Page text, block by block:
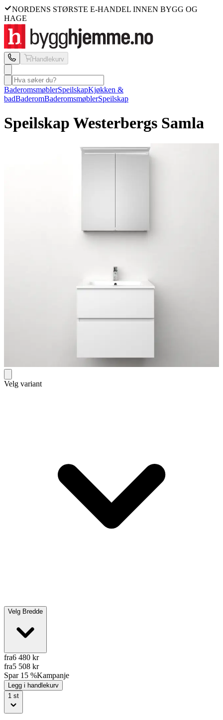
NORDENS STØRSTE E-HANDEL INNEN BYGG OG
HAGE
Handlekurv
BaderomsmøblerSpeilskapKjøkken &
badBaderomBaderomsmøblerSpeilskap
Speilskap Westerbergs Samla
Velg variant
Velg Bredde
fra6 480 kr
fra5 508 kr
Spar 15 %Kampanje
Legg i handlekurv
1 st